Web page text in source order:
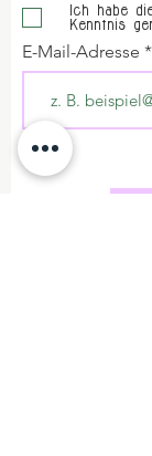
Ich habe
Kenntnis
E-Mail-Adresse